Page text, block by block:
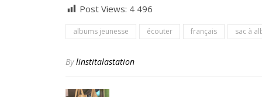
Post Views: 4 496
albums jeunesse écouter français sac à
Bylinstitalastation